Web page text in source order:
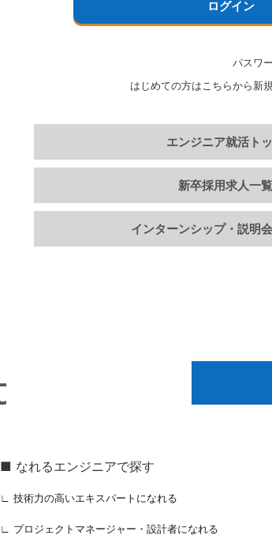
ログイン
パスワ
はじめての方はこちらから新
エンジニア就活ト
新卒採用求人一
インターンシップ・説明
■ なれるエンジニアで探す
∟ 技術力の高いエキスパートになれる
∟ プロジェクトマネージャー・設計者になれる